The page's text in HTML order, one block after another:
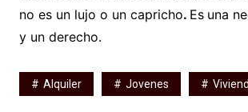
no es un lujo o un capricho. Es una
y un derecho.
Alquiler Jovenes